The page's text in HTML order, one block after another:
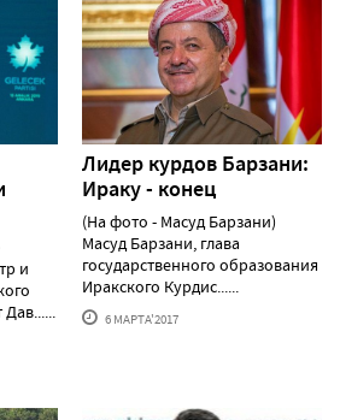
и
Лидер курдов Барзани:
Ираку - конец
(На фото - Масуд Барзани)
Масуд Барзани, глава
государственного образования
Иракского Курдис......
6 МАРТА'2017